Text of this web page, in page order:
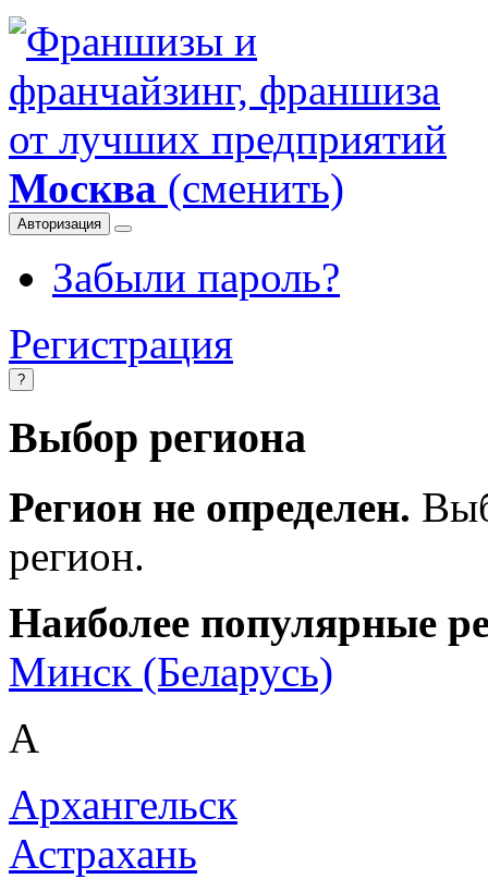
Москва (сменить)
Авторизация
Забыли пароль?
Регистрация
?
Выбор региона
Регион не определен.
регион.
Наиболее популярные
Минск (Беларусь)
А
Архангельск
Астрахань